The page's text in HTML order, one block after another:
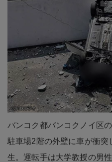
バンコク都バンコクノイ区
駐車場2階の外壁に車が衝突
生。運転手は大学教授の男